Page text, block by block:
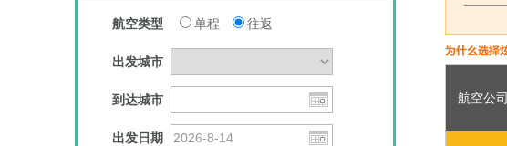
航空类型 单程 往返
出发城市
到达城市
出发日期
航空公司
俄罗斯航空